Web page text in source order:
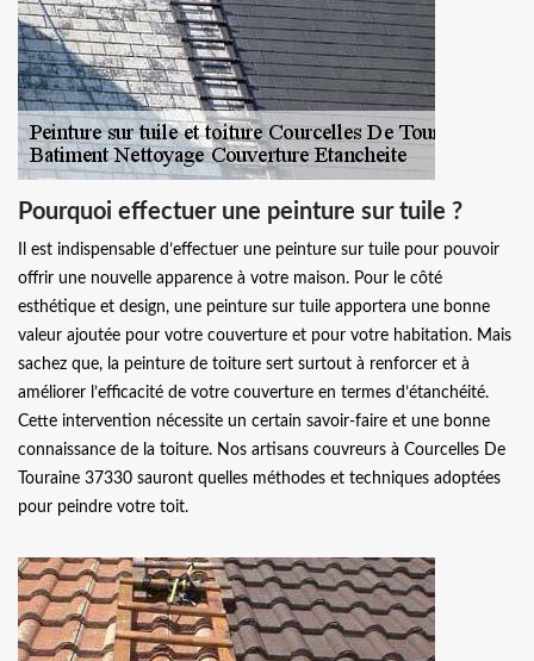
Pourquoi effectuer une peinture sur tuile ?
Il est indispensable d’effectuer une peinture sur tuile pour pouvoir
offrir une nouvelle apparence à votre maison. Pour le côté
esthétique et design, une peinture sur tuile apportera une bonne
valeur ajoutée pour votre couverture et pour votre habitation. Mais
sachez que, la peinture de toiture sert surtout à renforcer et à
améliorer l’efficacité de votre couverture en termes d’étanchéité.
Cette intervention nécessite un certain savoir-faire et une bonne
connaissance de la toiture. Nos artisans couvreurs à Courcelles De
Touraine 37330 sauront quelles méthodes et techniques adoptées
pour peindre votre toit.